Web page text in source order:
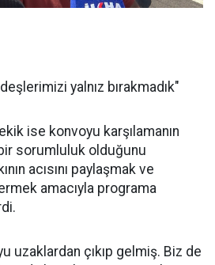
yalnız bırakmadık"
ise konvoyu karşılamanın
sorumluluk olduğunu
acısını paylaşmak ve
amacıyla programa
uzaklardan çıkıp gelmiş. Biz de